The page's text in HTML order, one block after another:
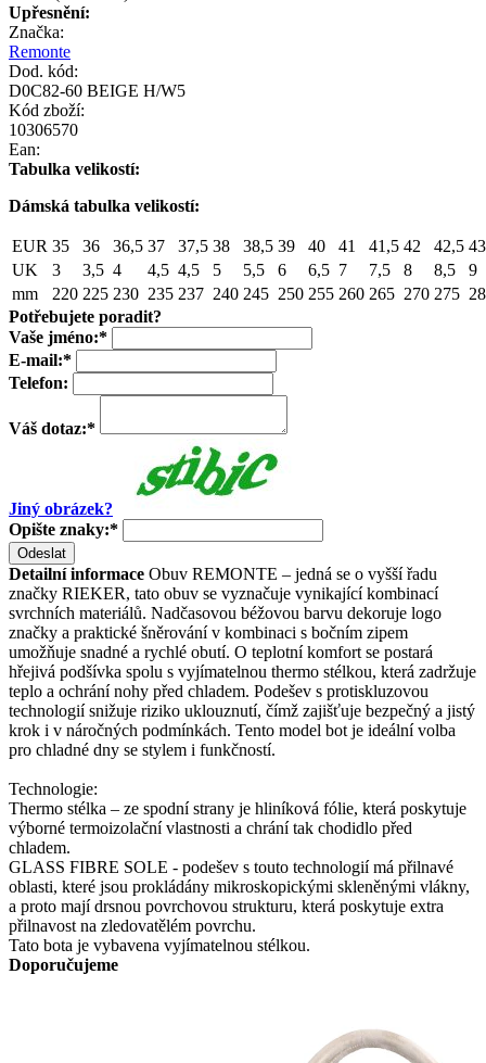
Upřesnění:
Značka:
Remonte
Dod. kód:
D0C82-60 BEIGE H/W5
Kód zboží:
10306570
Ean:
Tabulka velikostí:
Dámská tabulka velikostí:
EUR 35 36 36,5 37 37,5 38 38,5 39 40 41 41,5 42 42,5 43
UK
3 3,5 4 4,5 4,5 5 5,5 6 6,5 7 7,5 8 8,5
9
mm
220 225 230 235 237 240 245 250 255 260 265 270 275
Potřebujete poradit?
Vaše jméno:*
E-mail:*
Telefon:
Váš dotaz:*
Jiný obrázek?
Opište znaky:*
Odeslat
Detailní informace Obuv REMONTE – jedná se o vyšší řadu
značky RIEKER, tato obuv se vyznačuje vynikající kombinací
svrchních materiálů. Nadčasovou béžovou barvu dekoruje logo
značky a praktické šněrování v kombinaci s bočním zipem
umožňuje snadné a rychlé obutí. O teplotní komfort se postará
hřejivá podšívka spolu s vyjímatelnou thermo stélkou, která zadržuje
teplo a ochrání nohy před chladem. Podešev s protiskluzovou
technologií snižuje riziko uklouznutí, čímž zajišťuje bezpečný a jistý
krok i v náročných podmínkách. Tento model bot je ideální volba
pro chladné dny se stylem i funkčností.
Technologie:
Thermo stélka – ze spodní strany je hliníková fólie, která poskytuje
výborné termoizolační vlastnosti a chrání tak chodidlo před
chladem.
GLASS FIBRE SOLE - podešev s touto technologií má přilnavé
oblasti, které jsou prokládány mikroskopickými skleněnými vlákny,
a proto mají drsnou povrchovou strukturu, která poskytuje extra
přilnavost na zledovatělém povrchu.
Tato bota je vybavena vyjímatelnou stélkou.
Doporučujeme